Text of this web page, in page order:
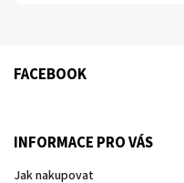
FACEBOOK
INFORMACE PRO VÁS
Jak nakupovat